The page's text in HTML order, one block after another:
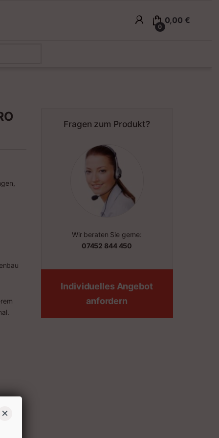
0
0,00 €
Fragen zum Produkt?
Wir beraten Sie gerne:
07452 844 450
Individuelles Angebot
anfordern
×